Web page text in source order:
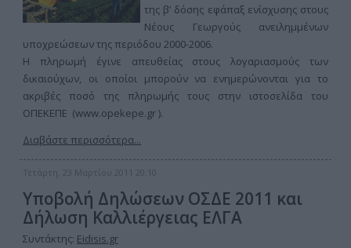
της β’ δόσης εφάπαξ ενίσχυσης στους
Νέους Γεωργούς ανειλημμένων
υποχρεώσεων της περιόδου 2000-2006.
Η πληρωμή έγινε απευθείας στους λογαριασμούς των
δικαιούχων, οι οποίοι μπορούν να ενημερώνονται για το
ακριβές ποσό της πληρωμής τους στην ιστοσελίδα του
ΟΠΕΚΕΠΕ (www.opekepe.gr ).
Διαβάστε περισσότερα...
Τετάρτη, 23 Μαρτίου 2011 20:10
Υποβολή Δηλώσεων ΟΣΔΕ 2011 και
Δήλωση Καλλιέργειας ΕΛΓΑ
Συντάκτης: Eidisis.gr